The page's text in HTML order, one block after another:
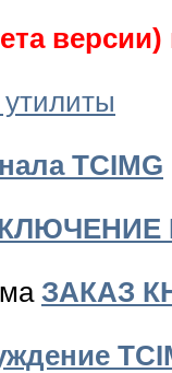
TCIMG
ЗАКАЗ